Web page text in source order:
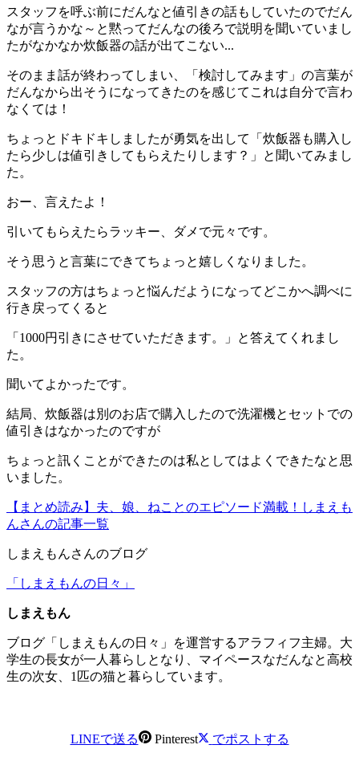
スタッフを呼ぶ前にだんなと値引きの話もしていたのでだん
なが言うかな～と黙ってだんなの後ろで説明を聞いていまし
たがなかなか炊飯器の話が出てこない...
そのまま話が終わってしまい、「検討してみます」の言葉が
だんなから出そうになってきたのを感じてこれは自分で言わ
なくては！
ちょっとドキドキしましたが勇気を出して「炊飯器も購入し
たら少しは値引きしてもらえたりします？」と聞いてみまし
た。
おー、言えたよ！
引いてもらえたらラッキー、ダメで元々です。
そう思うと言葉にできてちょっと嬉しくなりました。
スタッフの方はちょっと悩んだようになってどこかへ調べに
行き戻ってくると
「 1000円引きにさせていただきます。」と答えてくれまし
た。
聞いてよかったです。
結局、炊飯器は別のお店で購入したので洗濯機とセットでの
値引きはなかったのですが
ちょっと訊くことができたのは私としてはよくできたなと思
いました。
【まとめ読み】夫、娘、ねことのエピソード満載！しまえも
んさんの記事一覧
しまえもんさんのブログ
「しまえもんの日々」
しまえもん
ブログ「しまえもんの日々」を運営するアラフィフ主婦。大
学生の長女が一人暮らしとなり、マイペースなだんなと高校
生の次女、1匹の猫と暮らしています。
LINEで送る Pinterest でポストする